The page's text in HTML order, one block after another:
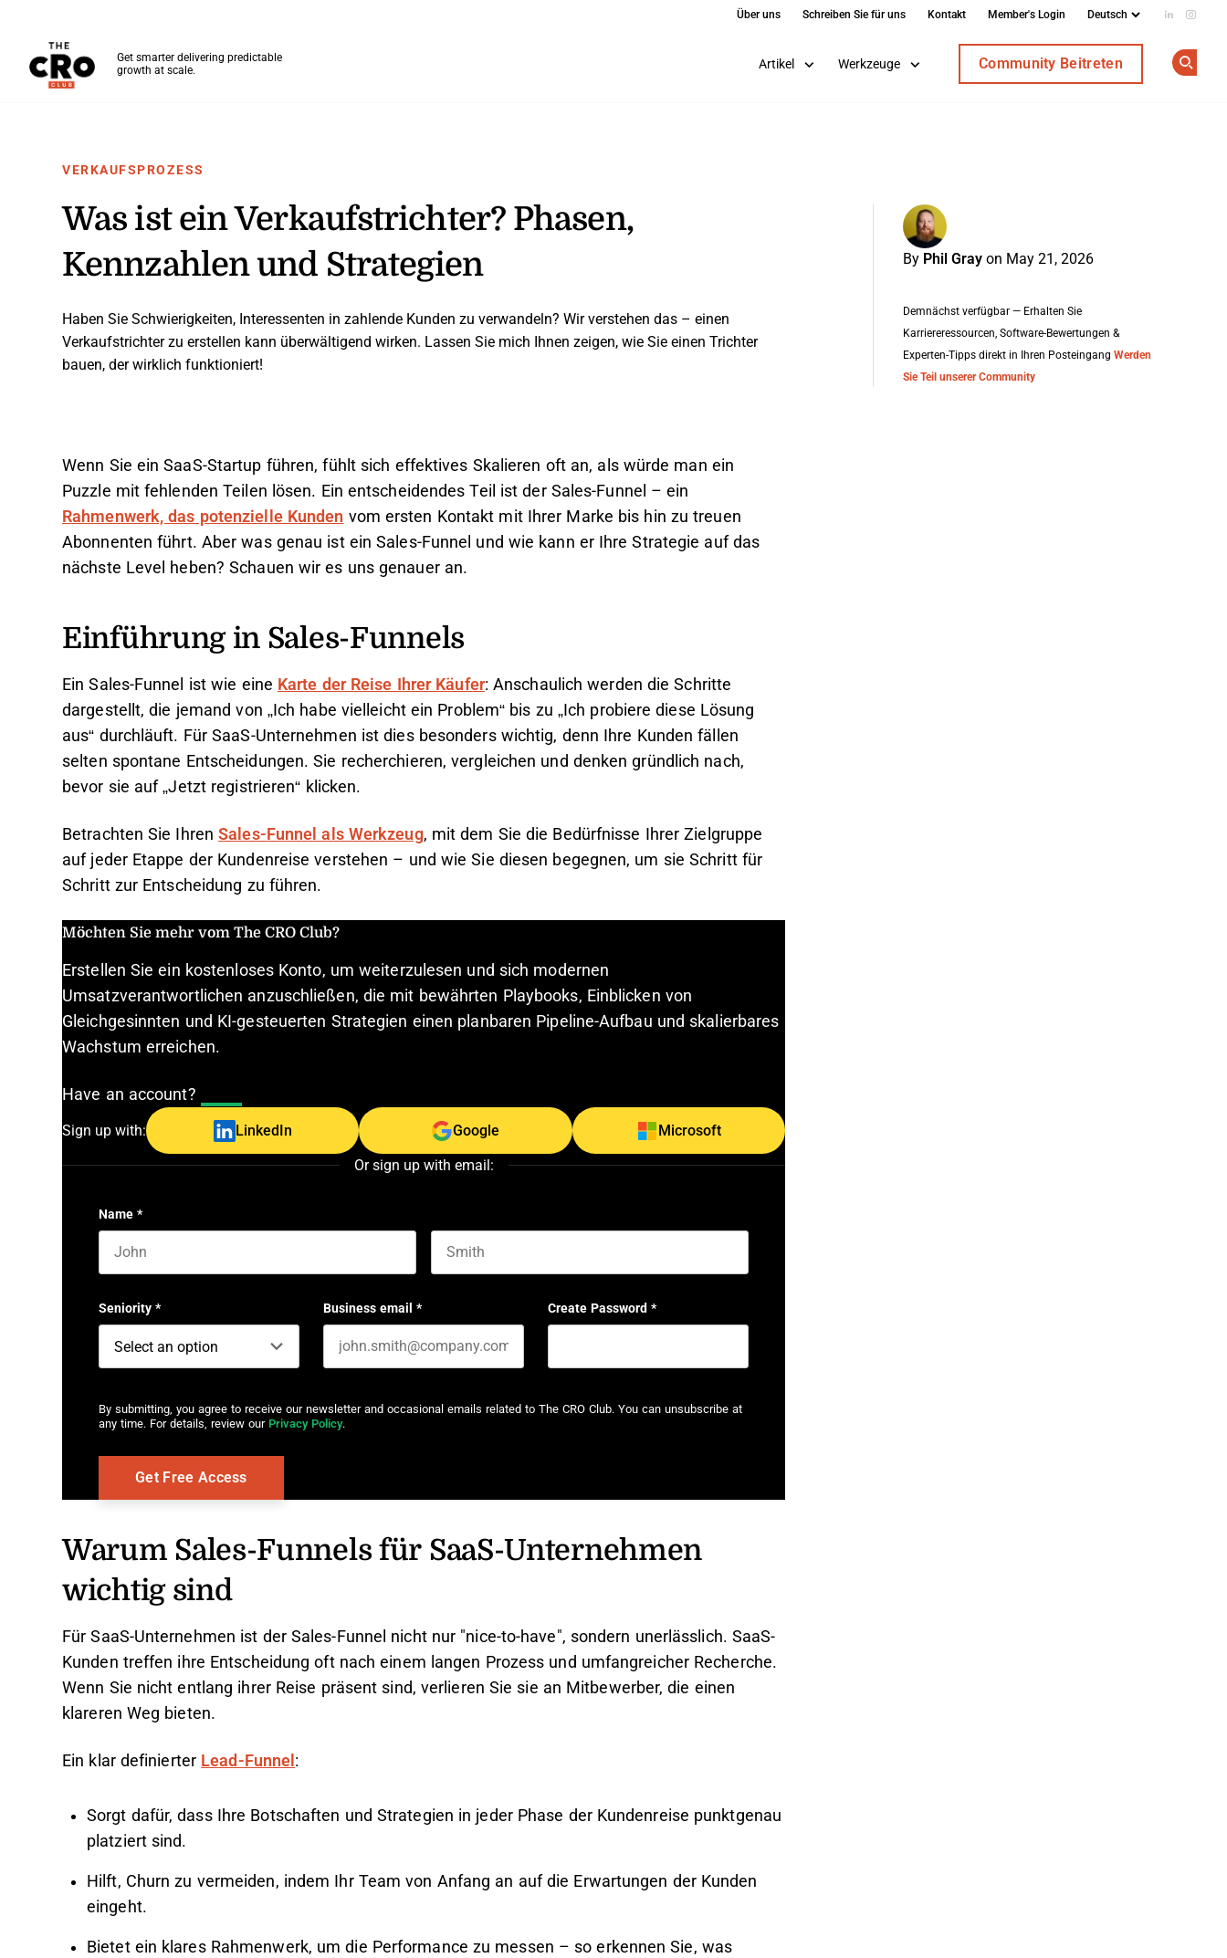
Über uns Schreiben Sie für uns Kontakt Member's Login Add us
Get smarter delivering predictable
growth at scale.
Artikel Werkzeuge Community Beitreten
VERKAUFSPROZESS
Was ist ein Verkaufstrichter? Phasen,
Kennzahlen und Strategien
By Phil Gray on May 21, 2026
Demnächst verfügbar — Erhalten Sie
Karriereressourcen, Software-Bewertungen &
Experten-Tipps direkt in Ihren Posteingang Werden
Sie Teil unserer Community
Haben Sie Schwierigkeiten, Interessenten in zahlende Kunden zu verwandeln? Wir verstehen das – einen
Verkaufstrichter zu erstellen kann überwältigend wirken. Lassen Sie mich Ihnen zeigen, wie Sie einen Trichter
bauen, der wirklich funktioniert!
Wenn Sie ein SaaS-Startup führen, fühlt sich effektives Skalieren oft an, als würde man ein
Puzzle mit fehlenden Teilen lösen. Ein entscheidendes Teil ist der Sales-Funnel – ein
Rahmenwerk, das potenzielle Kunden vom ersten Kontakt mit Ihrer Marke bis hin zu treuen
Abonnenten führt. Aber was genau ist ein Sales-Funnel und wie kann er Ihre Strategie auf das
nächste Level heben? Schauen wir es uns genauer an.
Einführung in Sales-Funnels
Ein Sales-Funnel ist wie eine Karte der Reise Ihrer Käufer: Anschaulich werden die Schritte
dargestellt, die jemand von „Ich habe vielleicht ein Problem“ bis zu „Ich probiere diese Lösung
aus“ durchläuft. Für SaaS-Unternehmen ist dies besonders wichtig, denn Ihre Kunden fällen
selten spontane Entscheidungen. Sie recherchieren, vergleichen und denken gründlich nach,
bevor sie auf „Jetzt registrieren“ klicken.
Betrachten Sie IhrenSales-Funnel als Werkzeug, mit dem Sie die Bedürfnisse Ihrer Zielgruppe
auf jeder Etappe der Kundenreise verstehen – und wie Sie diesen begegnen, um sie Schritt für
Schritt zur Entscheidung zu führen.
Möchten Sie mehr vom The CRO Club?
Erstellen Sie ein kostenloses Konto, um weiterzulesen und sich modernen
Umsatzverantwortlichen anzuschließen, die mit bewährten Playbooks, Einblicken von
Gleichgesinnten und KI-gesteuerten Strategien einen planbaren Pipeline-Aufbau und skalierbares
Wachstum erreichen.
Have an account?
Sign up with: LinkedIn Google Microsoft
Or sign up with email:
Name *
Seniority * Business email * Create Password *
By submitting, you agree to receive our newsletter and occasional emails related to The CRO Club. You can unsubscribe at
any time. For details, review our Privacy Policy.
Warum Sales-Funnels für SaaS-Unternehmen
wichtig sind
Für SaaS-Unternehmen ist der Sales-Funnel nicht nur "nice-to-have", sondern unerlässlich. SaaS-
Kunden treffen ihre Entscheidung oft nach einem langen Prozess und umfangreicher Recherche.
Wenn Sie nicht entlang ihrer Reise präsent sind, verlieren Sie sie an Mitbewerber, die einen
klareren Weg bieten.
Ein klar definierter Lead-Funnel :
Sorgt dafür, dass Ihre Botschaften und Strategien in jeder Phase der Kundenreise punktgenau
platziert sind.
Hilft, Churn zu vermeiden, indem Ihr Team von Anfang an auf die Erwartungen der Kunden
eingeht.
Bietet ein klares Rahmenwerk, um die Performance zu messen – so erkennen Sie, was